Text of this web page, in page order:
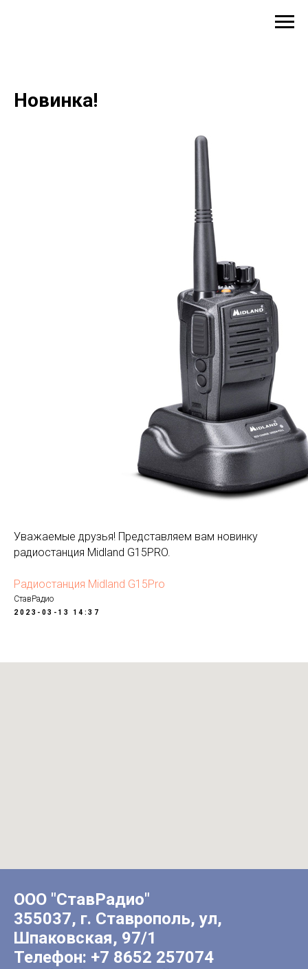
Новинка!
Уважаемые друзья! Представляем вам новинку
радиостанция Midland G15PRO.
Радиостанция Midland G15Pro
СтавРадио
2023-03-13 14:37
ООО "СтавРадио"
355037, г. Ставрополь, ул,
Шпаковская, 97/1
Телефон: +7 8652 257074